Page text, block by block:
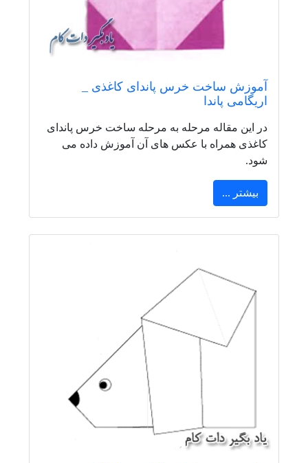
آموزش ساخت خرس پاندای کاغذی _
اریگامی پاندا
در این مقاله مرحله به مرحله ساخت خرس پاندای
کاغذی همراه با عکس های آن آموزش داده می
شود.
بیشتر ...